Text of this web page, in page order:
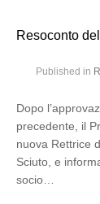
Resoconto
Published in
Dopo
precedente, il
nuova Rettrice
Sciuto, e
socio…